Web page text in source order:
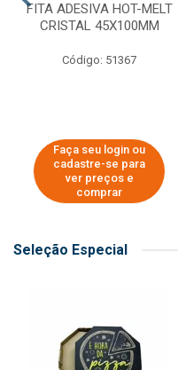
FITA ADESIVA HOT-MELT
CRISTAL 45X100MM
Código: 51367
Faça seu login ou
cadastre-se para
ver preços e
comprar
Seleção Especial